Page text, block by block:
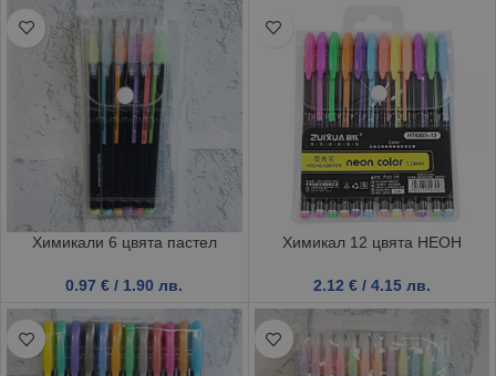
Химикали 6 цвята пастел
0.97€ / 1.90 лв.
Химикал 12 цвята НЕОН
2.12 € / 4.15 лв.